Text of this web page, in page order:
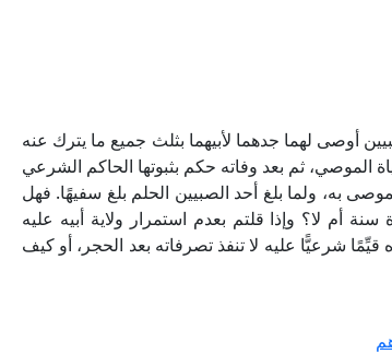
أوصى لهما جدهما لأبيهما بثلث جميع ما يترك عنه
الموصي، ثم بعد وفاته حكم بثبوتها الحاكم الشرعي
به، ولما بلغ أحد الصبيين الحلم بلغ سفيهًا. فهل
أم لا؟ وإذا قلتم بعدم استمرار ولاية أبيه عليه
شرعيًّا عليه لا تنفذ تصرفاته بعد الحجر، أو كيف